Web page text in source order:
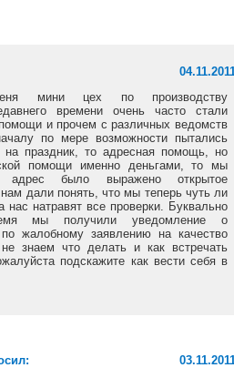
мини цех по производству
времени очень часто стали
и прочем с различных ведомств
по мере возможности пытались
на праздник, то адресная помощь, но
помощи именно деньгами, то мы
было выражено открытое
дали понять, что мы теперь чуть ли
нас натравят все проверки. Буквально
мы получили уведомление о
по жалобному заявлению на качество
знаем что делать и как встречать
подскажите как вести себя в